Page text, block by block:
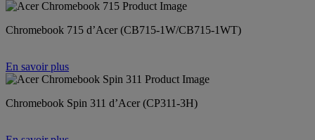
Chromebook 715 d’Acer (CB715-1W/CB715-1WT)
En savoir plus
Chromebook Spin 311 d’Acer (CP311-3H)